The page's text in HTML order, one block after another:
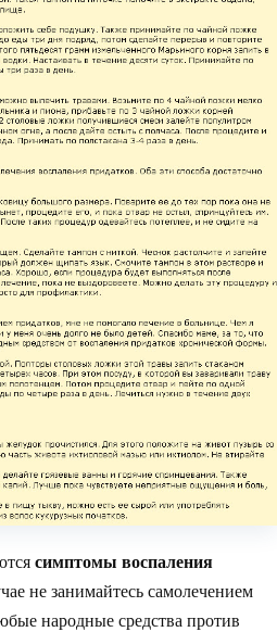
симптомы воспаления
не занимайтесь самолечением
народные средства против